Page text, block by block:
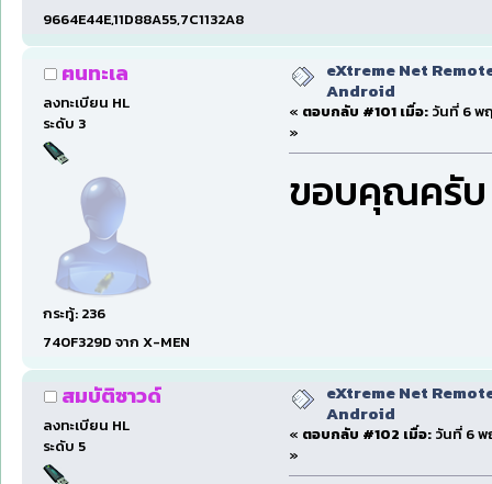
9664E44E,11D88A55,7C1132A8
ฅนทะเล
ลงทะเบียน HL
ระดับ 3
กระทู้: 236
740F329D จาก X-MEN
eXtreme Net
Android
« ตอบกลับ #101 เมื่อ: วันที่ 6 พ
»
ขอบคุณครับ
สมบัติซาวด์
ลงทะเบียน HL
ระดับ 5
eXtreme Net
Android
« ตอบกลับ #102 เมื่อ: วันที่ 6 พ
»